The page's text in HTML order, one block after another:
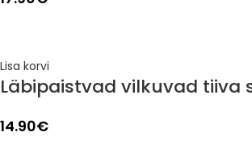
Lisa korvi
Läbipaistvad vilkuvad tiiva
14.90€